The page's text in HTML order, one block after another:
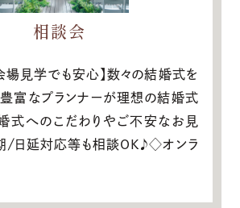
相談会
場見学でも安心】数々の結婚式を
富なプランナーが理想の結婚式
式へのこだわりやご不安なお見
/日延対応等も相談OK♪◇オンラ